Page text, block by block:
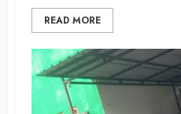
READ MORE